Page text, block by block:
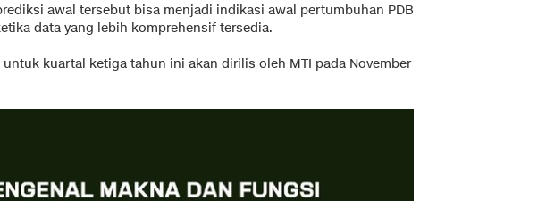
awal tersebut bisa menjadi indikasi awal pertumbuhan PDB
data yang lebih komprehensif tersedia.
untuk kuartal ketiga tahun ini akan dirilis oleh MTI pada November